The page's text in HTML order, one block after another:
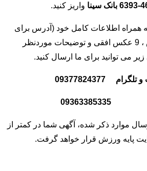
واریز کنید.
همراه اطلاعات کامل خود (آدرس برای
باشگاه ها، شماره تماس ، 9 عکس افقی و توضیحات موردنظر
می توانید برای ما ارسال کنید.
09377824377
موارد ذکر شده، آگهی شما در کمتر از